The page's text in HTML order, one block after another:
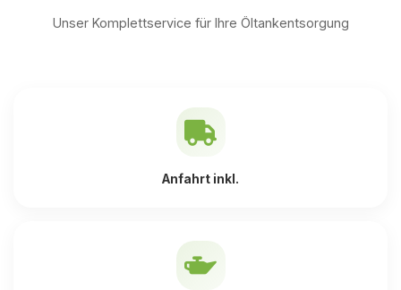
Unser Komplettservice für Ihre Öltankentsorgung
Anfahrt inkl.